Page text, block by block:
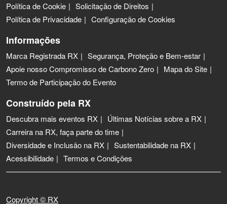
Política de Cookie
Solicitação de Direitos
Política de Privacidade
Configuração de Cookies
Informações
Marca Registrada RX
Segurança, Proteção e Bem-estar
Apoie nosso Compromisso de Carbono Zero
Mapa do Site
Termo de Participação do Evento
Construído pela RX
Descubra mais eventos RX
Últimas Notícias sobre a RX
Carreira na RX, faça parte do time
Diversidade e Inclusão na RX
Sustentabilidade na RX
Acessibilidade
Termos e Condições
Copyright © RX